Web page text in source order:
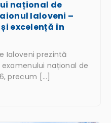
național de
Ialoveni –
excelență în
Ialoveni prezintă
național de
precum […]